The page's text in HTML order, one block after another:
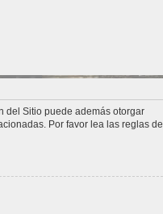
del Sitio puede además otorgar
Por favor lea las reglas de